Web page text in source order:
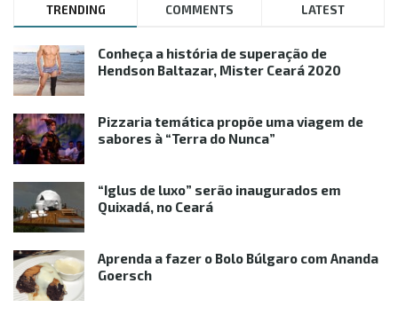
TRENDING COMMENTS LATEST
Conheça a história de superação de
Hendson Baltazar, Mister Ceará 2020
Pizzaria temática propõe uma viagem de
sabores à “Terra do Nunca”
“Iglus de luxo” serão inaugurados em
Quixadá, no Ceará
Aprenda a fazer o Bolo Búlgaro com Ananda
Goersch